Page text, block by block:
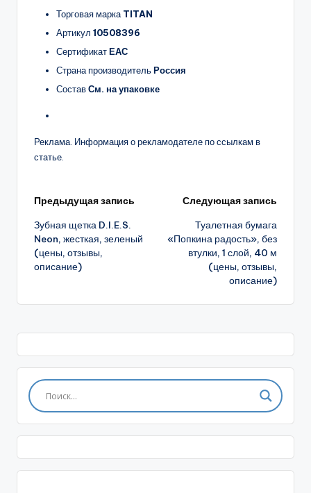
Торговая марка TITAN
Артикул 10508396
СертификатЕАС
Страна производительРоссия
СоставСм. на упаковке
Реклама. Информация о рекламодателе по ссылкам в
статье.
Навигация
записи
Предыдущая запись
Зубная щетка D.I.E.S.
Neon, жесткая, зеленый
(цены, отзывы,
описание)
Следующая запись
Туалетная бумага
«Попкина радость», без
втулки, 1 слой, 40 м
(цены, отзывы,
описание)